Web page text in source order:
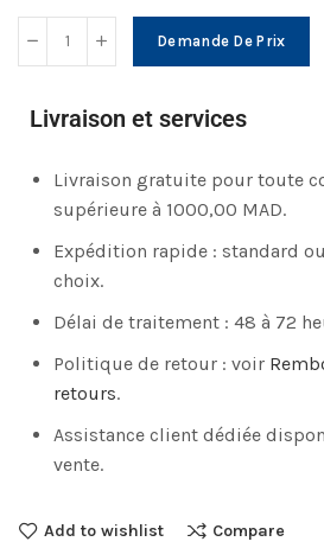
Demande De Prix
Livraison et services
Livraison gratuite pour toute
supérieure à 1000,00 MAD.
Expédition rapide : standard
choix.
Délai de traitement : 48 à 72
Politique de retour : voir
retours.
Assistance client dédiée
vente.
Add to wishlist Compare